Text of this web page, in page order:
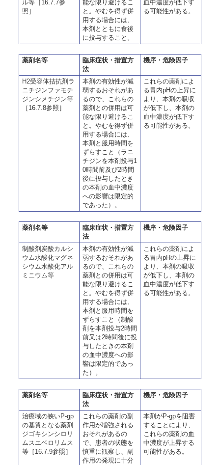
ル等［16.7.7参
照］
能な限り避けるこ
と。やむを得ず併
用する場合には、
本剤とともに食後
に投与すること。
血中濃度が低下す
る可能性がある。
薬剤名等
臨床症状・措置方
法
機序・危険因子
H2受容体拮抗剤ラ
ニチジンファモチ
ジンシメチジン等
［16.7.8参照］
本剤の有効性が減
弱するおそれがあ
るので、これらの
薬剤との併用は可
能な限り避けるこ
と。やむを得ず併
用する場合には、
本剤と服用時間を
ずらすこと（ラニ
チジンを本剤投与1
0時間前及び2時間
後に投与したとき
の本剤の血中濃度
への影響は限定的
であった）。
これらの薬剤によ
る胃内pHの上昇に
より、本剤の吸収
が低下し、本剤の
血中濃度が低下す
る可能性がある。
薬剤名等
臨床症状・措置方
法
機序・危険因子
制酸剤炭酸カルシ
ウム水酸化マグネ
シウム水酸化アル
ミニウム等
本剤の有効性が減
弱するおそれがあ
るので、これらの
薬剤との併用は可
能な限り避けるこ
と。やむを得ず併
用する場合には、
本剤と服用時間を
ずらすこと（制酸
剤を本剤投与2時間
前又は2時間後に投
与したときの本剤
の血中濃度への影
響は限定的であっ
た）。
これらの薬剤によ
る胃内pHの上昇に
より、本剤の吸収
が低下し、本剤の
血中濃度が低下す
る可能性がある。
薬剤名等
臨床症状・措置方
法
機序・危険因子
治療域の狭いP-gp
の基質となる薬剤
ジゴキシンシロリ
ムスエベロリムス
等［16.7.9参照］
これらの薬剤の副
作用が増強される
おそれがあるの
で、患者の状態を
慎重に観察し、副
作用の発現に十分
本剤がP-gpを阻害
することにより、
これらの薬剤の血
中濃度が上昇する
可能性がある。